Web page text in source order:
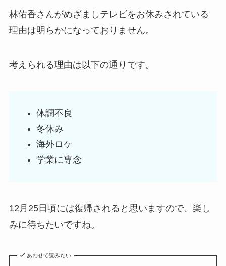
林佑香さんがめざましテレビをお休みされている
理由は明らかになっておりません。
考えられる理由は以下の通りです。
体調不良
冬休み
海外ロケ
学業に専念
12月25日頃には復帰されると思いますので、楽し
みに待ちたいですね。
あわせて読みたい